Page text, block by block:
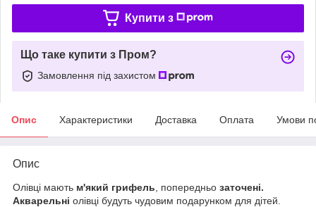
Купити з
Що таке купити з Пром?
Замовлення під захистом
Опис Характеристики Доставка Оплата Умови
Опис
Олівці мають м'який грифель , попередньо заточені.
Акварельні олівці будуть чудовим подарунком для дітей.